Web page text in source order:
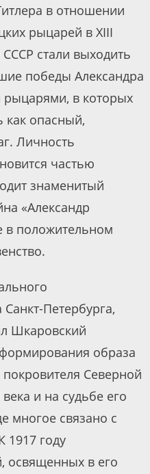
в отношении
рыцарей в XIII
СССР стали выходить
победы Александра
рыцарями, в которых
как опасный,
Личность
частью
знаменитый
«Александр
в положительном
Санкт-Петербурга,
Шкаровский
образа
Северной
и на судьбе его
многое связано с
1917 году
освященных в его